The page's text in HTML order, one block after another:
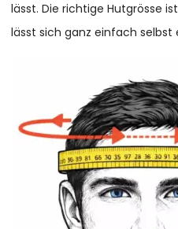
lässt. Die richtige Hutgrösse
lässt sich ganz einfach selbst